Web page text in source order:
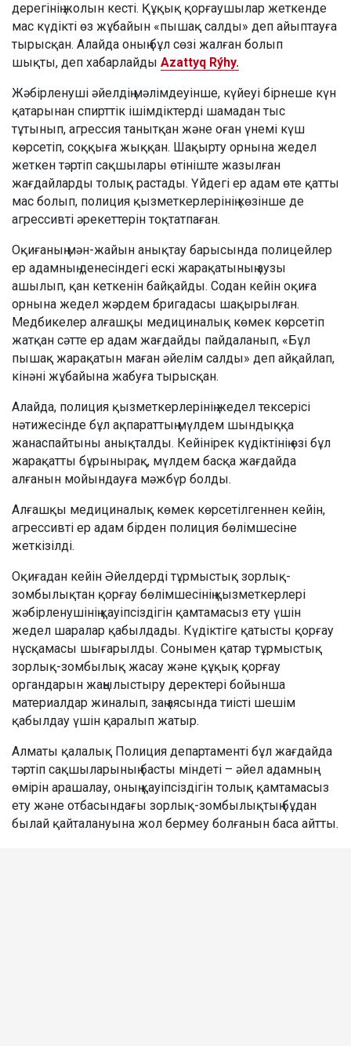
дерегінің жолын кесті. Құқық қорғаушылар жеткенде
мас күдікті өз жұбайын «пышақ салды» деп айыптауға
тырысқан. Алайда оның бұл сөзі жалған болып
шықты, деп хабарлайды Azattyq Rýhy.
Жәбірленуші әйелдің мәлімдеуінше, күйеуі бірнеше күн
қатарынан спирттік ішімдіктерді шамадан тыс
тұтынып, агрессия танытқан және оған үнемі күш
көрсетіп, соққыға жыққан. Шақырту орнына жедел
жеткен тәртіп сақшылары өтініште жазылған
жағдайларды толық растады. Үйдегі ер адам өте қатты
мас болып, полиция қызметкерлерінің көзінше де
агрессивті әрекеттерін тоқтатпаған.
Оқиғаның мән-жайын анықтау барысында полицейлер
ер адамның денесіндегі ескі жарақатының аузы
ашылып, қан кеткенін байқайды. Содан кейін оқиға
орнына жедел жәрдем бригадасы шақырылған.
Медбикелер алғашқы медициналық көмек көрсетіп
жатқан сәтте ер адам жағдайды пайдаланып, «Бұл
пышақ жарақатын маған әйелім салды» деп айқайлап,
кінәні жұбайына жабуға тырысқан.
Алайда, полиция қызметкерлерінің жедел тексерісі
нәтижесінде бұл ақпараттың мүлдем шындыққа
жанаспайтыны анықталды. Кейінірек күдіктінің өзі бұл
жарақатты бұрынырақ, мүлдем басқа жағдайда
алғанын мойындауға мәжбүр болды.
Алғашқы медициналық көмек көрсетілгеннен кейін,
агрессивті ер адам бірден полиция бөлімшесіне
жеткізілді.
Оқиғадан кейін Әйелдерді тұрмыстық зорлық-
зомбылықтан қорғау бөлімшесінің қызметкерлері
жәбірленушінің қауіпсіздігін қамтамасыз ету үшін
жедел шаралар қабылдады. Күдіктіге қатысты қорғау
нұсқамасы шығарылды. Сонымен қатар тұрмыстық
зорлық-зомбылық жасау және құқық қорғау
органдарын жаңылыстыру деректері бойынша
материалдар жиналып, заң аясында тиісті шешім
қабылдау үшін қаралып жатыр.
Алматы қалалық Полиция департаменті бұл жағдайда
тәртіп сақшыларының басты міндеті – әйел адамның
өмірін арашалау, оның қауіпсіздігін толық қамтамасыз
ету және отбасындағы зорлық-зомбылықтың бұдан
былай қайталануына жол бермеу болғанын баса айтты.